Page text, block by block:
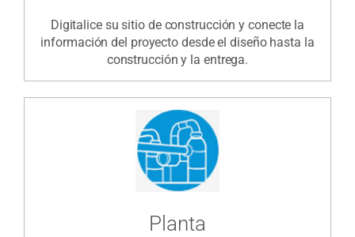
Digitalice su sitio de construcción y conecte la
información del proyecto desde el diseño hasta la
construcción y la entrega.
Planta